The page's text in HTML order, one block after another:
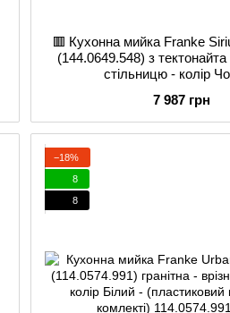
🟥 Кухонна мийка Franke
(144.0649.548) з
стільницю - колір
7 987 грн
−18%
8
8